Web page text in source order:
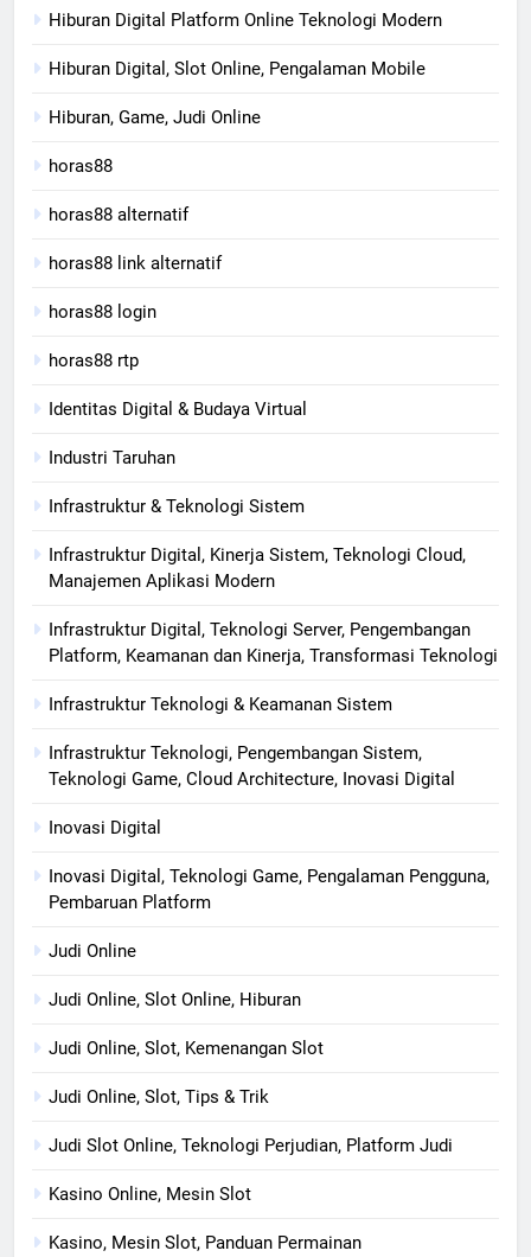
Hiburan Digital Platform Online Teknologi Modern
Hiburan Digital, Slot Online, Pengalaman Mobile
Hiburan, Game, Judi Online
horas88
horas88 alternatif
horas88 link alternatif
horas88 login
horas88 rtp
Identitas Digital & Budaya Virtual
Industri Taruhan
Infrastruktur & Teknologi Sistem
Infrastruktur Digital, Kinerja Sistem, Teknologi Cloud,
Manajemen Aplikasi Modern
Infrastruktur Digital, Teknologi Server, Pengembangan
Platform, Keamanan dan Kinerja, Transformasi Teknologi
Infrastruktur Teknologi & Keamanan Sistem
Infrastruktur Teknologi, Pengembangan Sistem,
Teknologi Game, Cloud Architecture, Inovasi Digital
Inovasi Digital
Inovasi Digital, Teknologi Game, Pengalaman Pengguna,
Pembaruan Platform
Judi Online
Judi Online, Slot Online, Hiburan
Judi Online, Slot, Kemenangan Slot
Judi Online, Slot, Tips & Trik
Judi Slot Online, Teknologi Perjudian, Platform Judi
Kasino Online, Mesin Slot
Kasino, Mesin Slot, Panduan Permainan